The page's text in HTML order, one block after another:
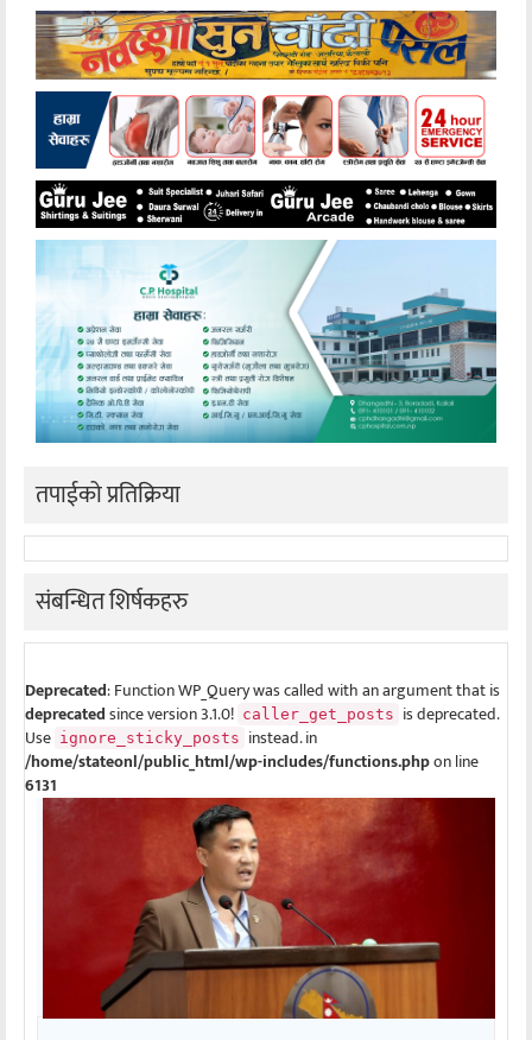
तपाईको प्रतिक्रिया
संबन्धित शिर्षकहरु
Deprecated: Function WP_Query was called with an argument that is
deprecatedsince version 3.1.0! caller_get_posts is deprecated.
Use ignore_sticky_posts instead. in
/home/stateonl/public_html/wp-includes/functions.phpon line
6131